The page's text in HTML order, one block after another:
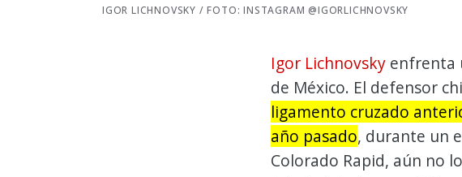
IGOR LICHNOVSKY / FOTO: INSTAGRAM @IGORLICHNOVSKY
Igor Lichnovsky enfrenta
de México. El defensor
ligamento cruzado
año pasado, durante un
Colorado Rapid, aún no